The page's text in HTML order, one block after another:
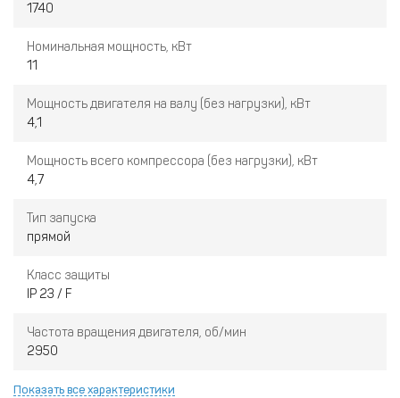
1740
Номинальная мощность, кВт
11
Мощность двигателя на валу (без нагрузки), кВт
4,1
Мощность всего компрессора (без нагрузки), кВт
4,7
Тип запуска
прямой
Класс защиты
IP 23 / F
Частота вращения двигателя, об/мин
2950
Показать все характеристики